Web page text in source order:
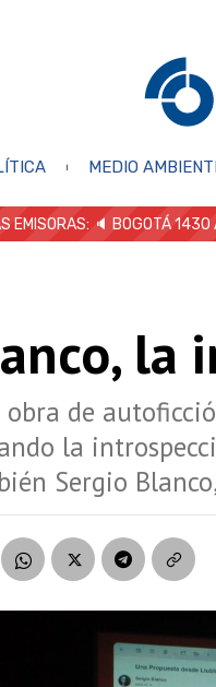
MEDIO
EMISORAS: 🔈 BOGOTÁ 1430
la
obra de
la
Sergio